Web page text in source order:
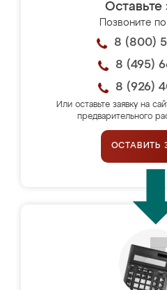
Оставьте
Позвоните
8 (800)
8 (495)
8 (926)
Или оставьте заявку на
предварительного
ОСТАВИТЬ